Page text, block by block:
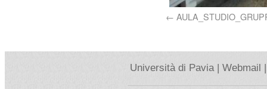
Università di Pavia | Webmail |